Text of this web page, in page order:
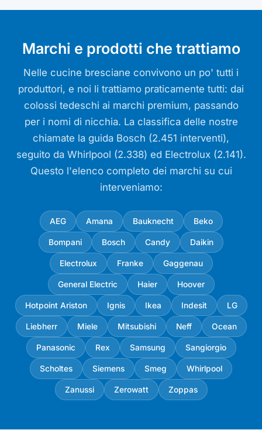
Marchi e prodotti che trattiamo
Nelle cucine bresciane convivono un po' tutti i
produttori, e noi li trattiamo praticamente tutti: dai
colossi tedeschi ai marchi premium, passando
per i nomi di nicchia. La classifica delle nostre
chiamate la guida Bosch (2.451 interventi),
seguito da Whirlpool (2.338) ed Electrolux (2.141).
Questo l'elenco completo dei marchi su cui
interveniamo:
AEG Amana Bauknecht Beko
Bompani Bosch Candy Daikin
Electrolux Franke Gaggenau
General Electric Haier Hoover
Hotpoint Ariston Ignis Ikea Indesit LG
Liebherr Miele Mitsubishi Neff Ocean
Panasonic Rex Samsung Sangiorgio
Scholtes Siemens Smeg Whirlpool
Zanussi Zerowatt Zoppas